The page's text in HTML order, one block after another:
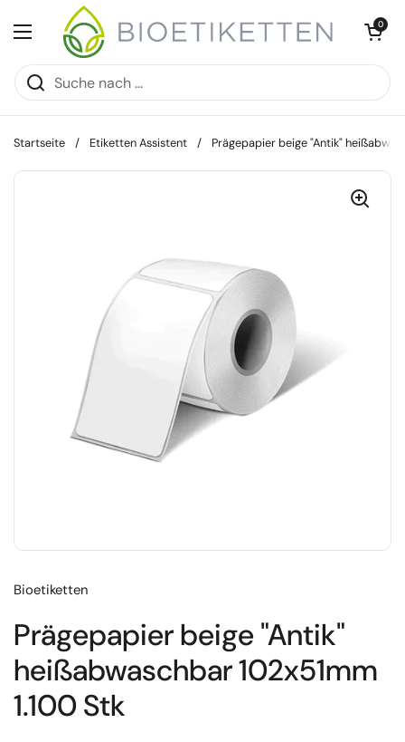
Zum Inhalt springen
Menü öffnen
Warenkorb
0
Startseite / Etiketten Assistent / Prägepapier beige "Antik"
Bioetiketten
Prägepapier beige "Antik"
heißabwaschbar 102x51mm
1.100 Stk